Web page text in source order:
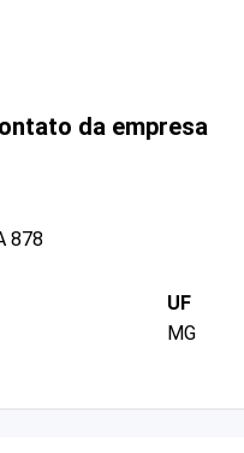
da empresa
878
UF
MG